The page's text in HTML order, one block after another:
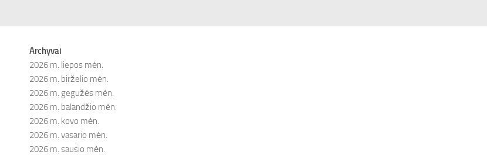
Archyvai
2026 m. liepos mėn.
2026 m. birželio mėn.
2026 m. gegužės mėn.
2026 m. balandžio mėn.
2026 m. kovo mėn.
2026 m. vasario mėn.
2026 m. sausio mėn.